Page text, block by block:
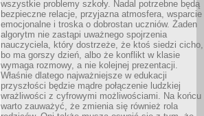
wszystkie problemy szkoły. Nadal potrzebne będą
bezpieczne relacje, przyjazna atmosfera, wsparcie
emocjonalne i troska o dobrostan uczniów. Żaden
algorytm nie zastąpi uważnego spojrzenia
nauczyciela, który dostrzeże, że ktoś siedzi cicho,
bo ma gorszy dzień, albo że konflikt w klasie
wymaga rozmowy, a nie kolejnej prezentacji.
Właśnie dlatego najważniejsze w edukacji
przyszłości będzie mądre połączenie ludzkiej
wrażliwości z cyfrowymi możliwościami. Na końcu
warto zauważyć, że zmienia się również rola